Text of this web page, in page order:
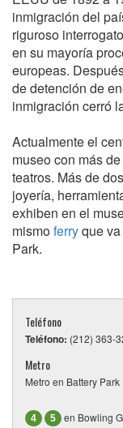
inmigración del
riguroso
en su mayoría
europeas.
de detención de
inmigración cerró
Actualmente el
museo con más
teatros. Más de
joyería,
exhiben en el
mismoferryque
Park.
Teléfono
Teléfono: (212) 363-
Metro
Metro en Battery Park
4 5 en Bowling